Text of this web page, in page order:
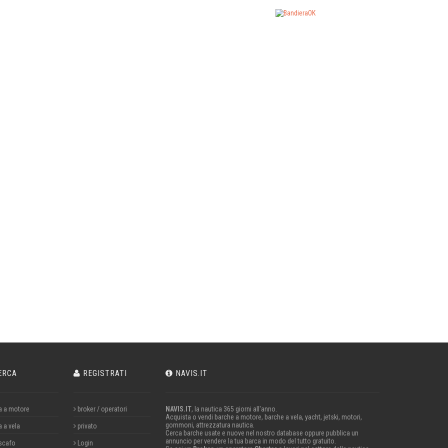
a motore
a vela
REGISTRATI
broker / operatori
privato
Login
NAVIS.IT
NAVIS.IT, la nautica 365 giorni all'anno.
Acquista o vendi barche a motore, barche a vela, yacht, jetski, motori,
gommoni, attrezzatura nautica.
Cerca barche usate e nuove nel nostro database oppure pubblica un
annuncio per vendere la tua barca in modo del tutto gratuito.